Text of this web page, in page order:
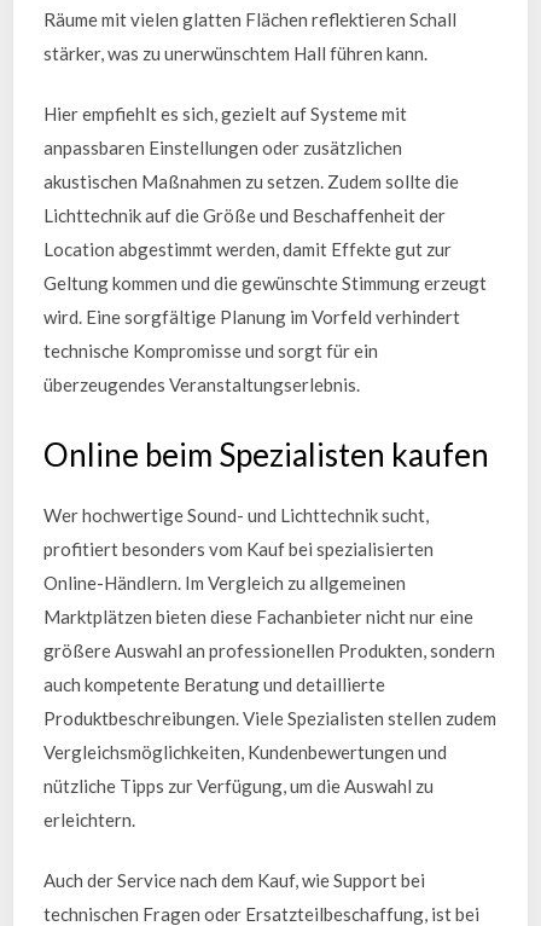
Räume mit vielen glatten Flächen reflektieren Schall
stärker, was zu unerwünschtem Hall führen kann.
Hier empfiehlt es sich, gezielt auf Systeme mit
anpassbaren Einstellungen oder zusätzlichen
akustischen Maßnahmen zu setzen. Zudem sollte die
Lichttechnik auf die Größe und Beschaffenheit der
Location abgestimmt werden, damit Effekte gut zur
Geltung kommen und die gewünschte Stimmung erzeugt
wird. Eine sorgfältige Planung im Vorfeld verhindert
technische Kompromisse und sorgt für ein
überzeugendes Veranstaltungserlebnis.
Online beim Spezialisten kaufen
Wer hochwertige Sound- und Lichttechnik sucht,
profitiert besonders vom Kauf bei spezialisierten
Online-Händlern. Im Vergleich zu allgemeinen
Marktplätzen bieten diese Fachanbieter nicht nur eine
größere Auswahl an professionellen Produkten, sondern
auch kompetente Beratung und detaillierte
Produktbeschreibungen. Viele Spezialisten stellen zudem
Vergleichsmöglichkeiten, Kundenbewertungen und
nützliche Tipps zur Verfügung, um die Auswahl zu
erleichtern.
Auch der Service nach dem Kauf, wie Support bei
technischen Fragen oder Ersatzteilbeschaffung, ist bei